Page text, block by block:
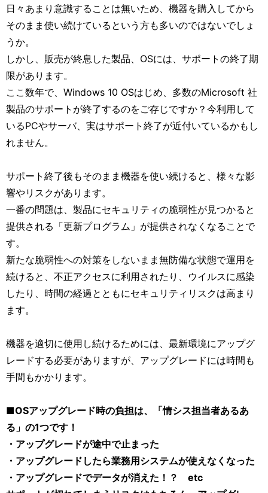
日々あまり意識することは無いため、機器を購入してから
そのまま使い続けているという方も多いのではないでしょ
うか。
しかし、販売が終息した製品、OSには、サポートの終了期
限があります。
ここ数年で、Windows 10 OSはじめ、多数のMicrosoft 社
製品のサポートが終了するのをご存じですか？今利用して
いるPCやサーバ、実はサポート終了が近付いているかもし
れません。
サポート終了後もそのまま機器を使い続けると、様々な影
響やリスクがあります。
一番の問題は、製品にセキュリティの脆弱性が見つかると
提供される「更新プログラム」が提供されなくなることで
す。
新たな脆弱性への対策をしないまま無防備な状態で運用を
続けると、不正アクセスに利用されたり、ウイルスに感染
したり、時間の経過とともにセキュリティリスクは高まり
ます。
機器を適切に使用し続けるためには、最新環境にアップグ
レードする必要がありますが、アップグレードには時間も
手間もかかります。
■OSアップグレード時の負担は、「情シス担当者あるあ
る」の1つです！
・アップグレードが途中で止まった
・アップグレードしたら業務用システムが使えなくなった
・アップグレードでデータが消えた！？ etc